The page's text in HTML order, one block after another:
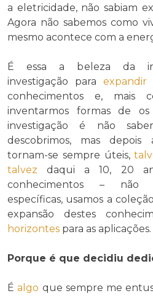
a eletricidade, não sabiam
Agora não sabemos como
mesmo acontece com a
É essa a beleza da
investigação para expandir
conhecimentos e, mais
inventarmos formas de
investigação é não
descobrimos, mas depois
tornam-se sempre úteis,
talvez daqui a 10, 20
conhecimentos – não
específicas, usamos a
expansão destes
horizontes para as aplicações.
Porque é que decidiu
Éalgo que sempre me